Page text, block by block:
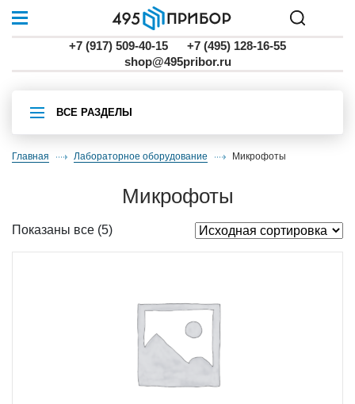
+7 (917) 509-40-15
+7 (495) 128-16-55
shop@495pribor.ru
ВСЕ РАЗДЕЛЫ
Главная Лабораторное оборудование микрофоты
микрофоты
Показаны все (5)